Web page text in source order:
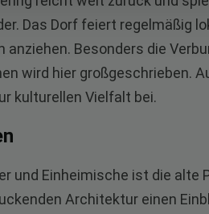
Das Dorf feiert regelmäßig
anziehen. Besonders die
wird hier großgeschrieben.
kulturellen Vielfalt bei.
und Einheimische ist die alte
Architektur einen